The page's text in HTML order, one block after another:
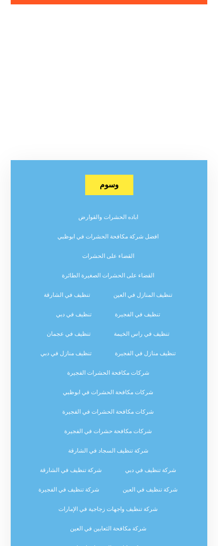
وسوم
اباده الحشرات والقوارض
افضل شركة مكافحة الحشرات في ابوظبي
القضاء على الحشرات
القضاء على الحشرات الصغيرة الطائرة
تنظيف المنازل في العين تنظيف في الشارقة
تنظيف في الفجيرة تنظيف في دبي
تنظيف في راس الخيمة تنظيف في عجمان
تنظيف منازل في الفجيرة تنظيف منازل في دبي
شركات مكافحة الحشرات الفجيرة
شركات مكافحة الحشرات في ابوظبي
شركات مكافحة الحشرات في الفجيرة
شركات مكافحة حشرات في الفجيرة
شركة تنظيف السجاد في الشارقة
شركة تنظيف في دبي شركة تنظيف في الشارقة
شركة تنظيف في العين شركة تنظيف في الفجيرة
شركة تنظيف واجهات زجاجية في الإمارات
شركة مكافحة الثعابين في العين